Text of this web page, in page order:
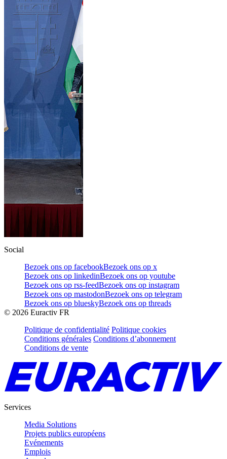
Social
Bezoek ons op facebookBezoek ons op x
Bezoek ons op linkedinBezoek ons op youtube
Bezoek ons op rss-feedBezoek ons op instagram
Bezoek ons op mastodonBezoek ons op telegram
Bezoek ons op blueskyBezoek ons op threads
© 2026 Euractiv FR
Politique de confidentialité Politique cookies
Conditions générales Conditions d’abonnement
Conditions de vente
Services
Media Solutions
Projets publics européens
Evénements
Emplois